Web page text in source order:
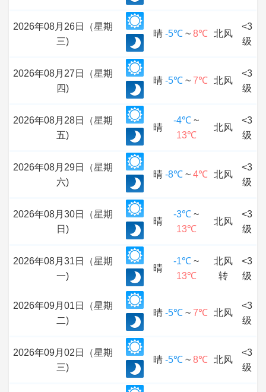
2026年08月26日（星期
三)
晴 -5℃~ 8℃ 北风
<3
级
2026年08月27日（星期
四)
晴 -5℃~ 7℃ 北风
<3
级
2026年08月28日（星期
五)
晴
-4℃ ~
13℃
北风
<3
级
2026年08月29日（星期
六)
晴 -8℃~ 4℃ 北风
<3
级
2026年08月30日（星期
日)
晴
-3℃ ~
13℃
北风
<3
级
2026年08月31日（星期
一)
晴
-1℃ ~
13℃
北风
转
<3
级
2026年09月01日（星期
二)
晴 -5℃~ 7℃ 北风
<3
级
2026年09月02日（星期
三)
晴 -5℃~ 8℃ 北风
<3
级